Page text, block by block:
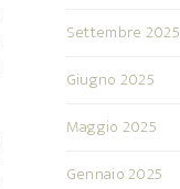
Settembre 2025
Giugno 2025
Maggio 2025
Gennaio 2025